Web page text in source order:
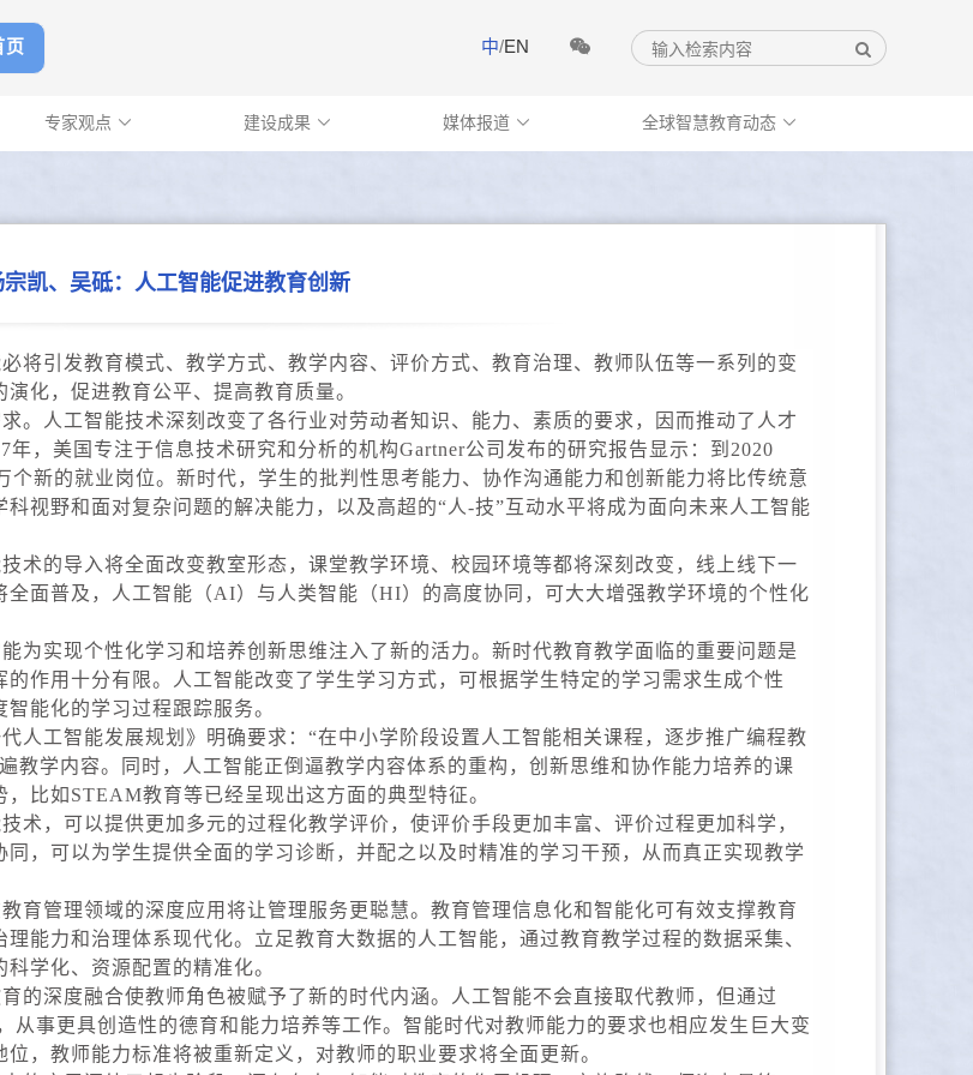
页 中/EN
专家观点  建设成果  媒体报道  全球智慧教育动态 
宗凯、吴砥：人工智能促进教育创新
将引发教育模式、教学方式、教学内容、评价方式、教育治理、教师队伍等一系列的变
化，促进教育公平、提高教育质量。
人工智能技术深刻改变了各行业对劳动者知识、能力、素质的要求，因而推动了人才
，美国专注于信息技术研究和分析的机构Gartner公司发布的研究报告显示：到2020
新的就业岗位。新时代，学生的批判性思考能力、协作沟通能力和创新能力将比传统意
视野和面对复杂问题的解决能力，以及高超的“人-技”互动水平将成为面向未来人工智能
的导入将全面改变教室形态，课堂教学环境、校园环境等都将深刻改变，线上线下一
面普及，人工智能（AI）与人类智能（HI）的高度协同，可大大增强教学环境的个性化
实现个性化学习和培养创新思维注入了新的活力。新时代教育教学面临的重要问题是
作用十分有限。人工智能改变了学生学习方式，可根据学生特定的学习需求生成个性
能化的学习过程跟踪服务。
工智能发展规划》明确要求：“在中小学阶段设置人工智能相关课程，逐步推广编程教
教学内容。同时，人工智能正倒逼教学内容体系的重构，创新思维和协作能力培养的课
比如STEAM教育等已经呈现出这方面的典型特征。
，可以提供更加多元的过程化教学评价，使评价手段更加丰富、评价过程更加科学，
，可以为学生提供全面的学习诊断，并配之以及时精准的学习干预，从而真正实现教学
管理领域的深度应用将让管理服务更聪慧。教育管理信息化和智能化可有效支撑教育
能力和治理体系现代化。立足教育大数据的人工智能，通过教育教学过程的数据采集、
学化、资源配置的精准化。
深度融合使教师角色被赋予了新的时代内涵。人工智能不会直接取代教师，但通过
从事更具创造性的德育和能力培养等工作。智能时代对教师能力的要求也相应发生巨大变
，教师能力标准将被重新定义，对教师的职业要求将全面更新。